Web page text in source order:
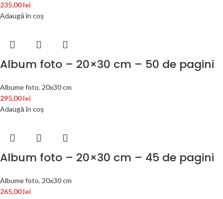
235,00lei
Adaugă în coș
Album foto – 20×30 cm – 50 de pagini
Albume foto, 20x30 cm
295,00lei
Adaugă în coș
Album foto – 20×30 cm – 45 de pagini
Albume foto, 20x30 cm
265,00lei